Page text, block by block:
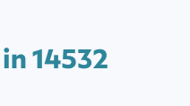
14532